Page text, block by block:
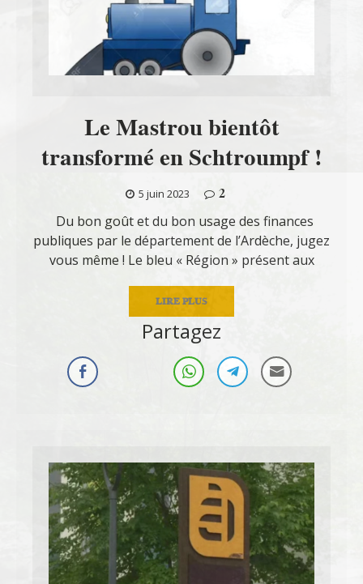
Le Mastrou bientôt
transformé en Schtroumpf !
5 juin 2023
2
Du bon goût et du bon usage des finances
publiques par le département de l’Ardèche, jugez
vous même ! Le bleu « Région » présent aux
LIRE PLUS
Partagez